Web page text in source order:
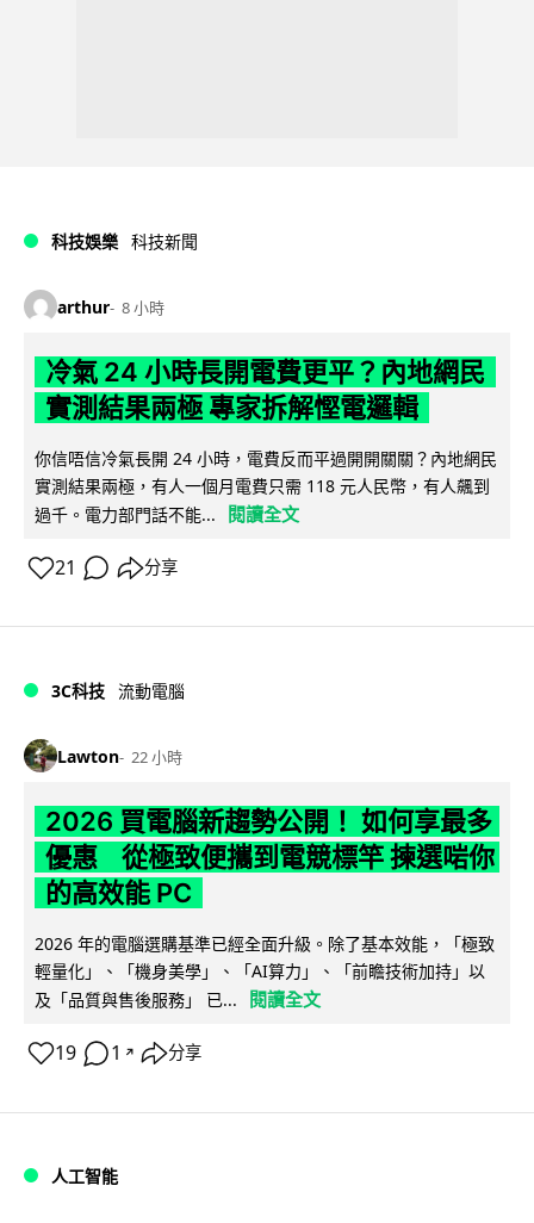
科技娛樂 科技新聞
arthur 8 小時
冷氣 24 小時長開電費更平？內地網民
實測結果兩極 專家拆解慳電邏輯
你信唔信冷氣長開 24 小時，電費反而平過開開關關？內地網民
實測結果兩極，有人一個月電費只需 118 元人民幣，有人飆到
過千。電力部門話不能...
閱讀全文
21 分享
3C科技 流動電腦
Lawton 22 小時
2026 買電腦新趨勢公開！ 如何享最多
優惠 從極致便攜到電競標竿 揀選啱你
的高效能 PC
2026 年的電腦選購基準已經全面升級。除了基本效能，「極致
輕量化」、「機身美學」、「AI算力」、「前瞻技術加持」以
及「品質與售後服務」 已...
閱讀全文
19 1 ↗ 分享
人工智能